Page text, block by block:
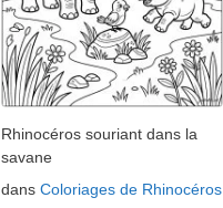
Rhinocéros souriant dans la
savane
dans Coloriages de Rhinocéros